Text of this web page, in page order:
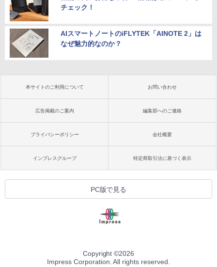
チェック！
AIスマートノートのiFLYTEK「AINOTE 2」は
なぜ魅力的なのか？
本サイトのご利用について お問い合わせ
広告掲載のご案内 編集部へのご連絡
プライバシーポリシー 会社概要
インプレスグループ 特定商取引法に基づく表示
PC版で見る
Copyright ©2026
Impress Corporation. All rights reserved.